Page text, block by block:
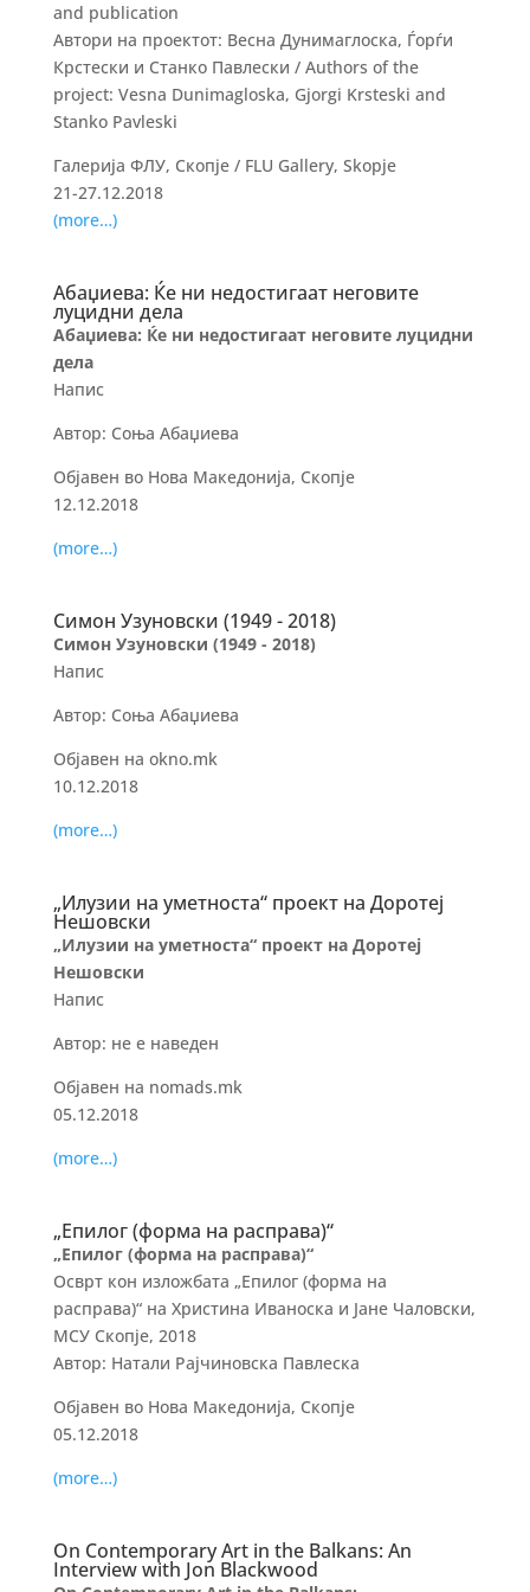
and publication
Автори на проектот: Весна Дунимаглоска, Ѓорѓи
Крстески и Станко Павлески / Authors of the
project: Vesna Dunimagloska, Gjorgi Krsteski and
Stanko Pavleski
Галерија ФЛУ, Скопје / FLU Gallery, Skopje
21-27.12.2018
(more…)
Абаџиева: Ќе ни недостигаат неговите
луцидни дела
Абаџиева: Ќе ни недостигаат неговите луцидни
дела
Напис
Автор: Соња Абаџиева
Објавен во Нова Македонија, Скопје
12.12.2018
(more…)
Симон Узуновски (1949 ­- 2018)
Симон Узуновски (1949 ­- 2018)
Напис
Автор: Соња Абаџиева
Објавен на okno.mk
10.12.2018
(more…)
„Илузии на уметноста“ проект на Доротеј
Нешовски
„Илузии на уметноста“ проект на Доротеј
Нешовски
Напис
Автор: не е наведен
Објавен на nomads.mk
05.12.2018
(more…)
„Eпилог (форма на расправа)“
„Eпилог (форма на расправа)“
Осврт кон изложбата „Eпилог (форма на
расправа)“ на Христина Иваноска и Јане Чаловски,
МСУ Скопје, 2018
Автор: Натали Рајчиновска Павлеска
Објавен во Нова Македонија, Скопје
05.12.2018
(more…)
On Contemporary Art in the Balkans: An
Interview with Jon Blackwood